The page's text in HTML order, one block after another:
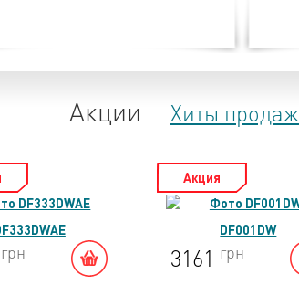
Акции Хиты продаж
грн
Акция
DF001DW
3161 грн